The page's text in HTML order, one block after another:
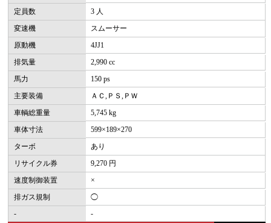
定員数
3 人
変速機
スムーサー
原動機
4JJ1
排気量
2,990 cc
馬力
150 ps
主要装備
ＡＣ,ＰＳ,ＰＷ
車輌総重量
5,745 kg
車体寸法
599×189×270
ターボ
あり
リサイクル券
9,270 円
速度制御装置
×
排ガス規制
◯
-
-